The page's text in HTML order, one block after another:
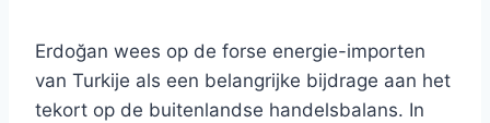
Erdoğan wees op de forse energie-importen
van Turkije als een belangrijke bijdrage aan het
tekort op de buitenlandse handelsbalans. In